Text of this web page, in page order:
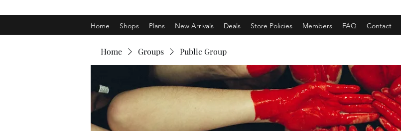
Home Shops Plans New Arrivals Deals Store Policies Members FAQ Contact
Home Groups Public Group